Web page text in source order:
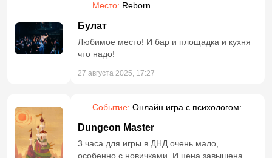
Место: Reborn
Булат
Любимое место! И бар и площадка и кухня
что надо!
27 августа 2025, 17:27
Событие: Онлайн игра с психологом:
Dungeon Master
3 часа для игры в ДНД очень мало,
особенно с новичками. И цена завышена.